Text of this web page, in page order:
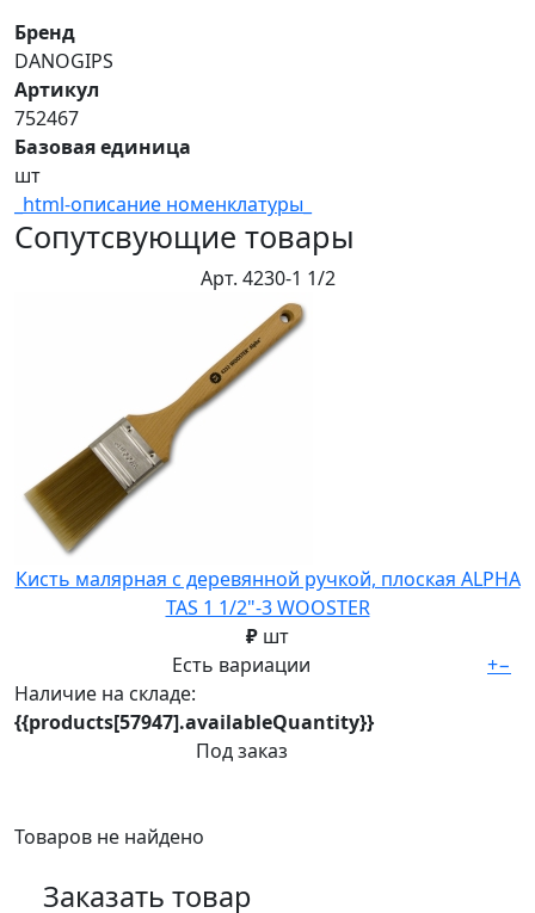
Бренд
DANOGIPS
Артикул
752467
Базовая единица
шт
_html-описание номенклатуры_
Сопутсвующие товары
Арт. 4230-1 1/2
Кисть малярная с деревянной ручкой, плоская ALPHA
TAS 1 1/2"-3 WOOSTER
₽ шт
Есть вариации
Наличие на складе:
{{products[57947].availableQuantity}}
Под заказ
+−
Товаров не найдено
Заказать товар